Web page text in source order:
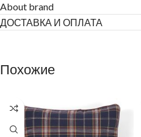
About brand
ДОСТАВКА И ОПЛАТА
Похожие